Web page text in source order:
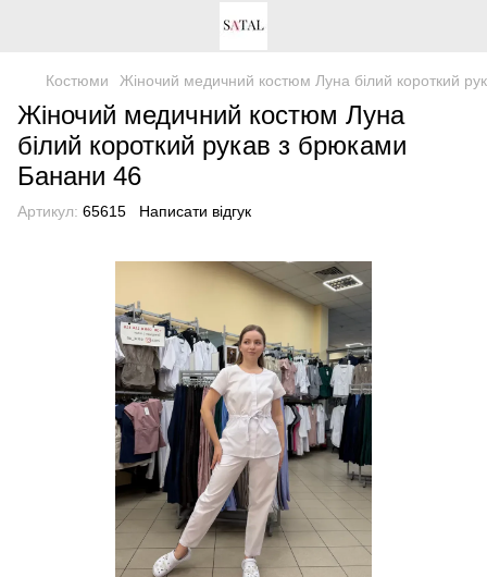
Костюми Жіночий медичний костюм Луна білий короткий
Жіночий медичний костюм Луна
білий короткий рукав з брюками
Банани 46
Артикул: 65615 Написати відгук